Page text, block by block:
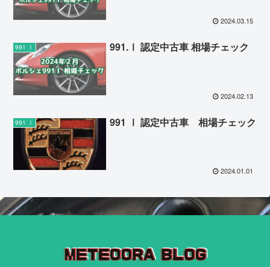
2024.03.15
991 Ⅰ 991.Ⅰ 認定中古車 相場チェック
2024.02.13
991 Ⅰ 991 Ⅰ 認定中古車 相場チェック
2024.01.01